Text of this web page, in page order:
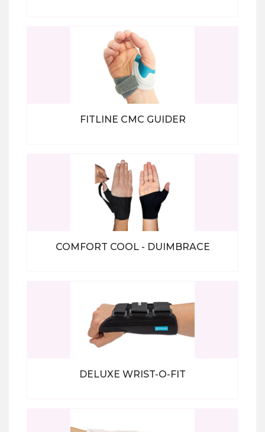
Bekijk alle producten
FITLINE CMC GUIDER
Bekijk alle producten
COMFORT COOL - DUIMBRACE
DELUXE WRIST-O-FIT